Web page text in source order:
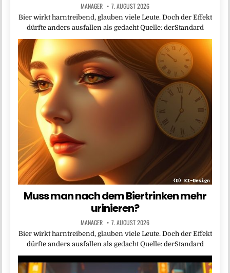
MANAGER 7. AUGUST 2026
Bier wirkt harntreibend, glauben viele Leute. Doch der Effekt
dürfte anders ausfallen als gedacht Quelle: derStandard
Muss man nach dem Biertrinken mehr
urinieren?
MANAGER 7. AUGUST 2026
Bier wirkt harntreibend, glauben viele Leute. Doch der Effekt
dürfte anders ausfallen als gedacht Quelle: derStandard